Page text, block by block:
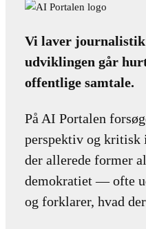
Vi laver
udviklingen går
offentlige samtale.
På AI Portalen
perspektiv og kritisk
der allerede former
demokratiet — ofte
og forklarer, hvad